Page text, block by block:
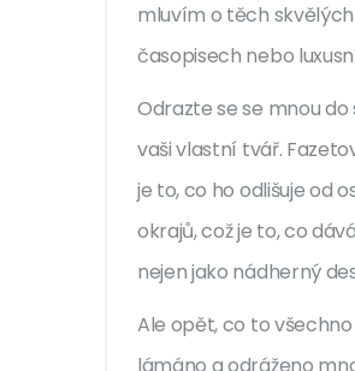
mluvím o těch
časopisech nebo
Odrazte se se mnou
vaši vlastní tvář.
je to, co ho odlišuje od
okrajů, což je to, co
nejen jako nádherný
Ale opět, co to